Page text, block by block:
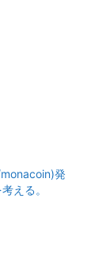
発
える。